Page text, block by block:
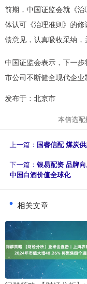
前期，中国证监会就《
体认可《治理准则》的
馈意见，认真吸收采纳，
中国证监会表示，下一
市公司不断健全现代企业
发布于：北京市
本信选配
上一篇： 国睿信配 煤炭
下一篇： 银易配资 品牌
中国白酒价值全球化
相关文章